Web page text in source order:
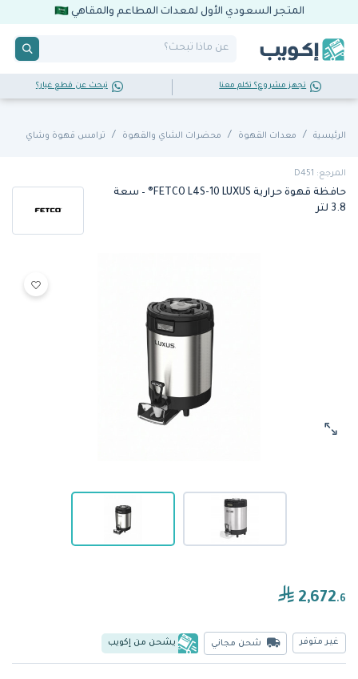
المتجر السعودي الأول لمعدات المطاعم والمقاهي
تجهز مشروع؟ تكلم معنا تبحث عن قطع غيار؟
الرئيسية معدات القهوة محضرات الشاي والقهوة ترامس قهوة وشاي
المرجع: D451
حافظة قهوة حرارية FETCO L4S-10 LUXUS® – سعة
3.8 لتر
2,672.6
غير متوفر شحن مجاني يشحن من إكويب